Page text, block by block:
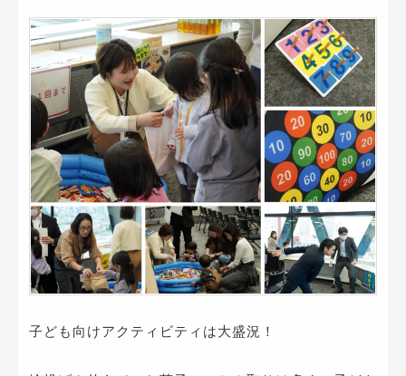
子ども向けアクティビティは大盛況！